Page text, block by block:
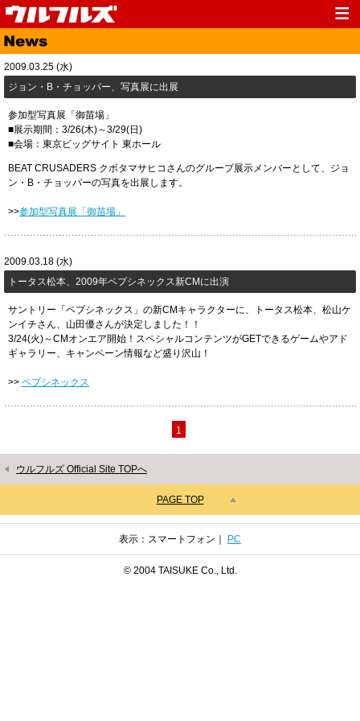
Top
Media Live
Fanclub
Contact Link
2009.03.25 (水)
ジョン・B・チョッパー、写真展に出展
参加型写真展「御苗場」
■展示期間：3/26(木)～3/29(日)
■会場：東京ビッグサイト 東ホール
BEAT CRUSADERS クボタマサヒコさんのグループ展示メンバーとして、ジョ
ン・B・チョッパーの写真を出展します。
>>参加型写真展「御苗場」
2009.03.18 (水)
トータス松本、2009年ペプシネックス新CMに出演
サントリー「ペプシネックス」の新CMキャラクターに、トータス松本、松山ケ
ンイチさん、山田優さんが決定しました！！
3/24(火)～CMオンエア開始！スペシャルコンテンツがGETできるゲームやアド
ギャラリー、キャンペーン情報など盛り沢山！
>> ペプシネックス
1
ウルフルズ Official Site TOPへ
PAGE TOP
表示：スマートフォン｜ PC
© 2004 TAISUKE Co., Ltd.